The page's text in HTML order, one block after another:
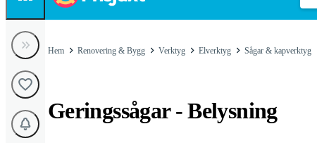
Hem Renovering & Bygg Verktyg Elverktyg Sågar & kapverktyg
Geringssågar - Belysning